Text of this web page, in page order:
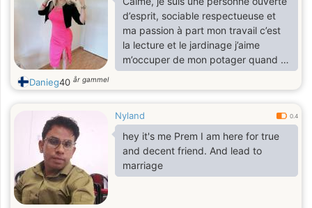
d’esprit, sociable respectueuse et
ma passion à part mon travail c’est
la lecture et le jardinage j’aime
m’occuper de mon potager quand je
suis libre j’aime aussi faire du
shopping etc…
Danieg40 år gammel
Nyland 0.4
hey it's me Prem I am here for true
and decent friend. And lead to
marriage